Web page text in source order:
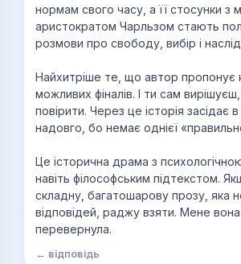
нормам свого часу, а її стосунки з
аристократом Чарльзом стають
розмови про свободу, вибір і
Найхитріше те, що автор пропонує
можливих фіналів. І ти сам
повірити. Через це історія засідає в
надовго, бо немає однієї
Це історична драма з
навіть філософським підтекстом.
складну, багатошарову прозу, яка
відповідей, раджу взяти. Мене
перевернула.
← відповідь